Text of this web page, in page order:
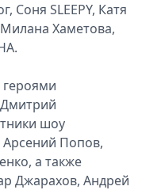
Соня SLEEPY, Катя
Хаметова,
героями
Дмитрий
шоу
Попов,
а также
Джарахов, Андрей